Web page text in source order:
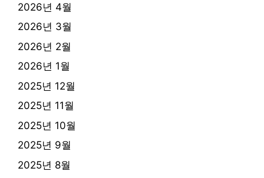
2026년 4월
2026년 3월
2026년 2월
2026년 1월
2025년 12월
2025년 11월
2025년 10월
2025년 9월
2025년 8월